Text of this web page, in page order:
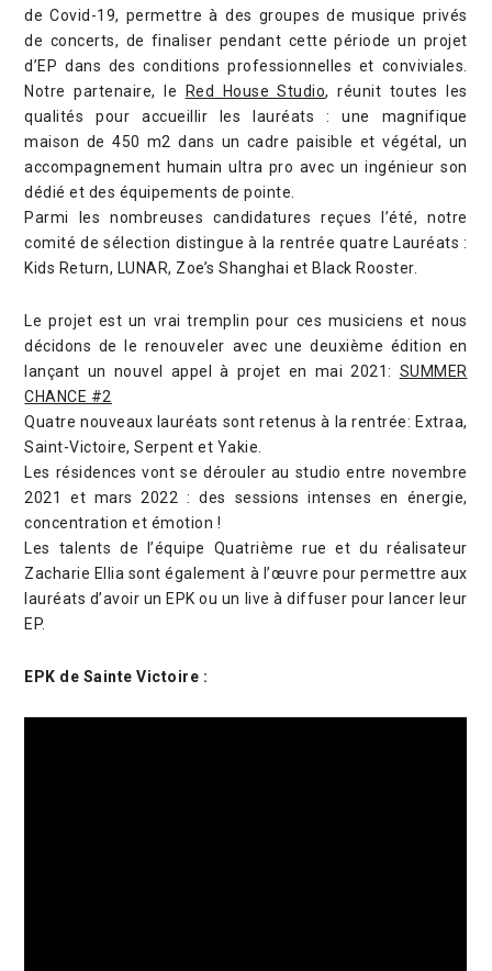
de Covid-19, permettre à des groupes de musique privés
de concerts, de finaliser pendant cette période un projet
d’EP dans des conditions professionnelles et conviviales.
Notre partenaire, le
Red House Studio, réunit toutes les
qualités pour accueillir les lauréats : une magnifique
maison de 450 m2 dans un cadre paisible et végétal, un
accompagnement humain ultra pro avec un ingénieur son
dédié et des équipements de pointe.
Parmi les nombreuses candidatures reçues l’été, notre
comité de sélection distingue à la rentrée quatre Lauréats :
Kids Return, LUNAR, Zoe’s Shanghai et Black Rooster.
Le projet est un vrai tremplin pour ces musiciens et nous
décidons de le renouveler avec une deuxième édition en
lançant un nouvel appel à projet en mai 2021: SUMMER
CHANCE #2
Quatre nouveaux lauréats sont retenus à la rentrée: Extraa,
Saint-Victoire, Serpent et Yakie.
Les résidences vont se dérouler au studio entre novembre
2021 et mars 2022 : des sessions intenses en énergie,
concentration et émotion !
Les talents de l’équipe Quatrième rue et du réalisateur
Zacharie Ellia sont également à l’œuvre pour permettre aux
lauréats d’avoir un EPK ou un live à diffuser pour lancer leur
EP.
EPK de Sainte Victoire :